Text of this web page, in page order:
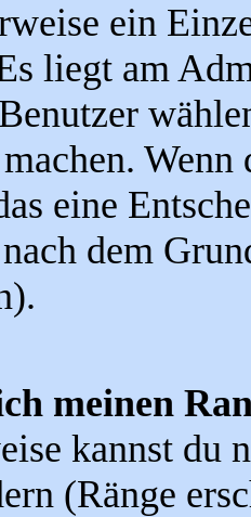
ein
liegt am
Wenn
eine
dem
meinen
kannst du
(Ränge